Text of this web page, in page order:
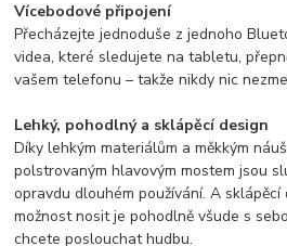
Vícebodové připojení
Přecházejte jednoduše z jednoho
videa, které sledujete na tabletu,
vašem telefonu – takže nikdy nic
Lehký, pohodlný a sklápěcí design
Díky lehkým materiálům a měkkým
polstrovaným hlavovým mostem jsou
opravdu dlouhém používání. A
možnost nosit je pohodlně všude s
chcete poslouchat hudbu.